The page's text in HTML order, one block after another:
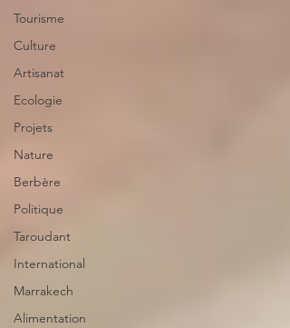
Tourisme
Culture
Artisanat
Ecologie
Projets
Nature
Berbère
Politique
Taroudant
International
Marrakech
Alimentation